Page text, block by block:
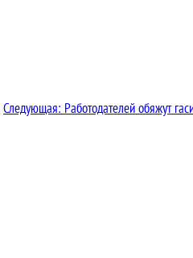
Следующая: Работодателей обяжут